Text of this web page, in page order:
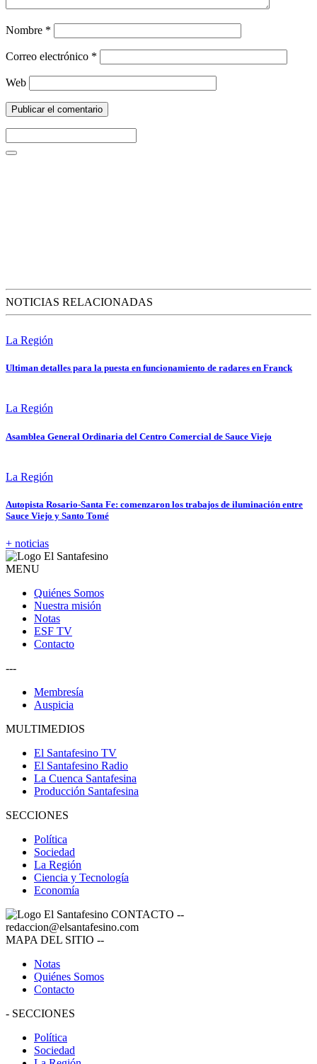
Nombre *
Correo electrónico *
Web
NOTICIAS RELACIONADAS
La Región
Ultiman detalles para la puesta en funcionamiento de radares en Franck
La Región
Asamblea General Ordinaria del Centro Comercial de Sauce Viejo
La Región
Autopista Rosario-Santa Fe: comenzaron los trabajos de iluminación entre
Sauce Viejo y Santo Tomé
+ noticias
MENU
Quiénes Somos
Nuestra misión
Notas
ESF TV
Contacto
---
Membresía
Auspicia
MULTIMEDIOS
El Santafesino TV
El Santafesino Radio
La Cuenca Santafesina
Producción Santafesina
SECCIONES
Política
Sociedad
La Región
Ciencia y Tecnología
Economía
CONTACTO --
redaccion@elsantafesino.com
MAPA DEL SITIO --
Notas
Quiénes Somos
Contacto
- SECCIONES
Política
Sociedad